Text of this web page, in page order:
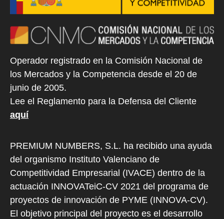
Operador registrado en la Comisión Nacional de
los Mercados y la Competencia desde el 20 de
junio de 2005.
Lee el Reglamento para la Defensa del Cliente
aquí
PREMIUM NUMBERS, S.L. ha recibido una ayuda
del organismo Instituto Valenciano de
Competitividad Empresarial (IVACE) dentro de la
actuación INNOVATeiC-CV 2021 del programa de
proyectos de innovación de PYME (INNOVA-CV).
El objetivo principal del proyecto es el desarrollo